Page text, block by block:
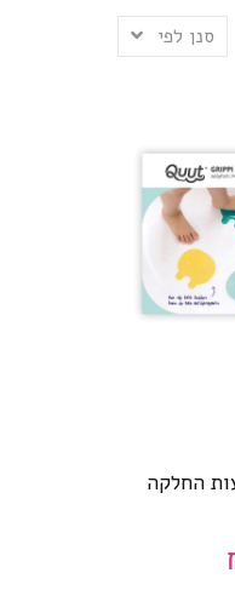
סנן לפי
החלקה